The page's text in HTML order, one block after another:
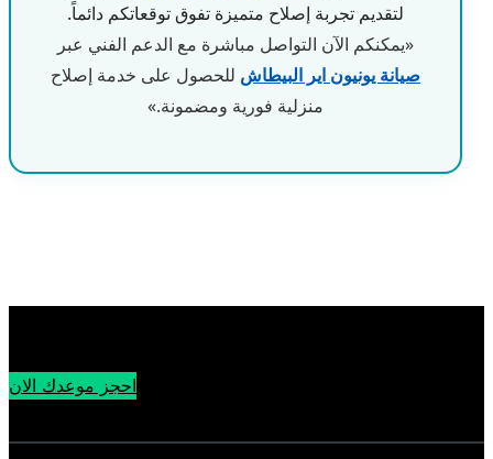
لتقديم تجربة إصلاح متميزة تفوق توقعاتكم دائماً.
«يمكنكم الآن التواصل مباشرة مع الدعم الفني عبر
صيانة يونيون اير البيطاش للحصول على خدمة إصلاح
منزلية فورية ومضمونة.»
احجز موعدك الان